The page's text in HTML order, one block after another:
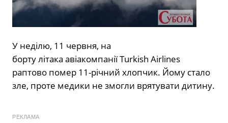
У неділю, 11 червня, на
борту літака авіакомпанії Turkish Airlines
раптово помер 11-річний хлопчик. Йому стало
зле, проте медики не змогли врятувати дитину.
РЕКЛАМА